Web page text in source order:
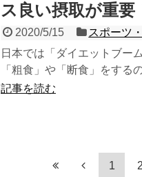
ス良い摂取が重要
2020/5/15
スポーツ
日本では「ダイエットブー
「粗食」や「断食」をする
記事を読む
1 2